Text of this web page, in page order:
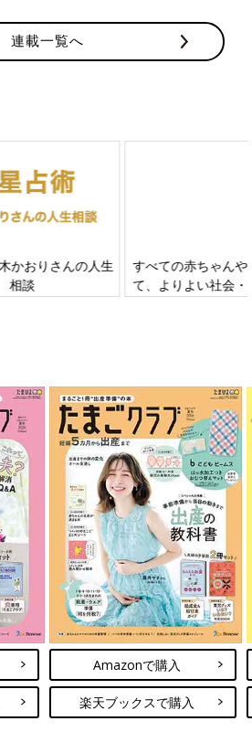
連載一覧へ
とっ
なる
赤ちゃんの肌トラブル、アレル
ギーについて
Amazonで購入
楽天ブックスで購入